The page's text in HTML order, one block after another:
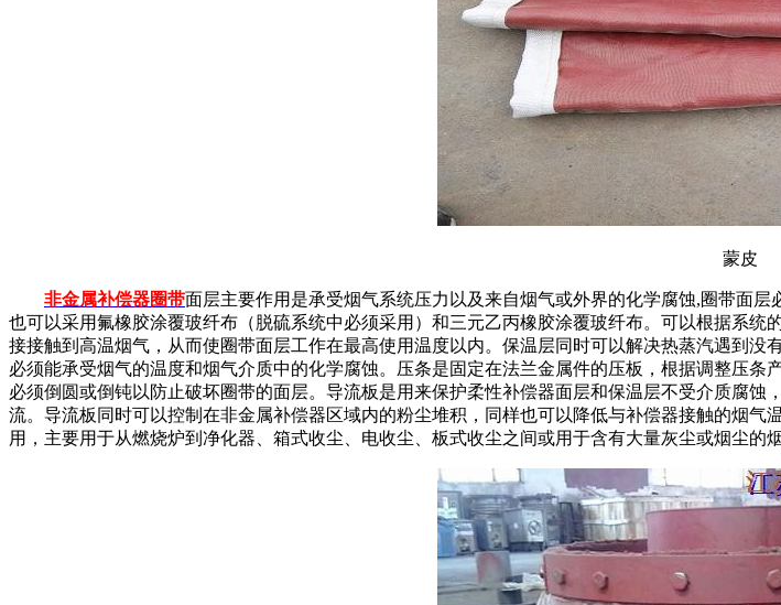
蒙皮
非金属补偿器圈带面层主要作用是承受烟气系统压力以及来自烟气或外界的化学腐蚀,圈带面
也可以采用氟橡胶涂覆玻纤布（脱硫系统中必须采用）和三元乙丙橡胶涂覆玻纤布。可以根据系
接接触到高温烟气，从而使圈带面层工作在最高使用温度以内。保温层同时可以解决热蒸汽遇到
必须能承受烟气的温度和烟气介质中的化学腐蚀。压条是固定在法兰金属件的压板，根据调整压
必须倒圆或倒钝以防止破坏圈带的面层。导流板是用来保护柔性补偿器面层和保温层不受介质腐
流。导流板同时可以控制在非金属补偿器区域内的粉尘堆积，同样也可以降低与补偿器接触的烟
用，主要用于从燃烧炉到净化器、箱式收尘、电收尘、板式收尘之间或用于含有大量灰尘或烟尘的